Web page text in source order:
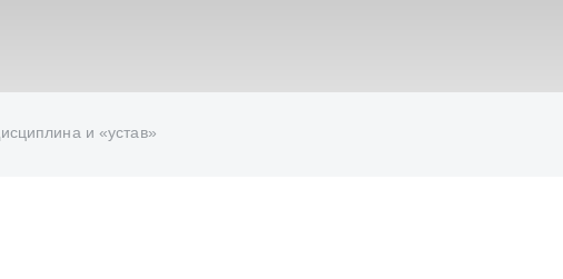
и «устав»